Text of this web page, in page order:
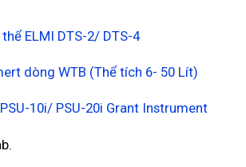
ELMI DTS-2/ DTS-4
dòng WTB (Thể tích 6- 50 Lít)
10i/ PSU-20i Grant Instrument